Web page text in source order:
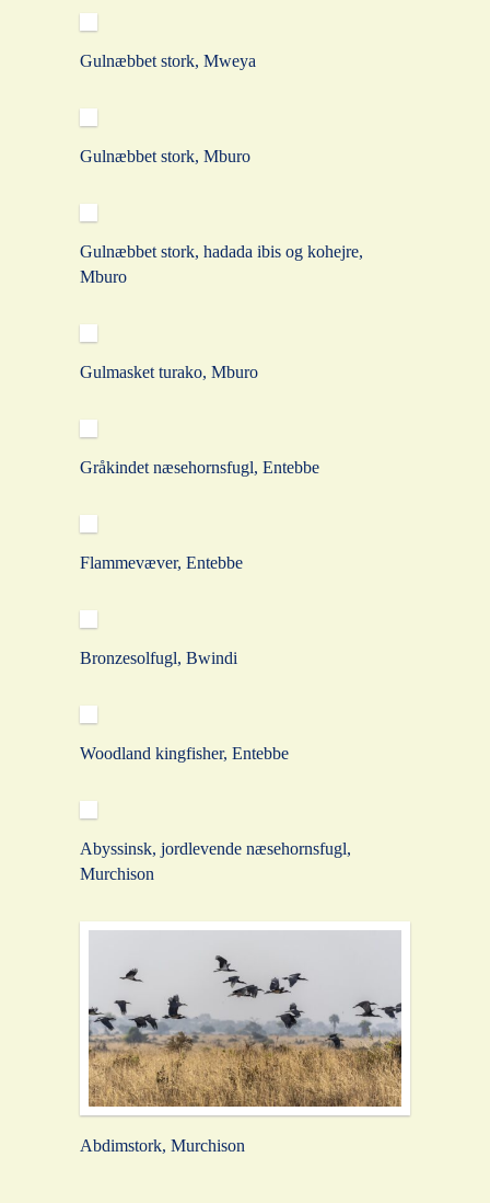
Gulnæbbet stork, Mweya
Gulnæbbet stork, Mburo
Gulnæbbet stork, hadada ibis og kohejre,
Mburo
Gulmasket turako, Mburo
Gråkindet næsehornsfugl, Entebbe
Flammevæver, Entebbe
Bronzesolfugl, Bwindi
Woodland kingfisher, Entebbe
Abyssinsk, jordlevende næsehornsfugl,
Murchison
Abdimstork, Murchison